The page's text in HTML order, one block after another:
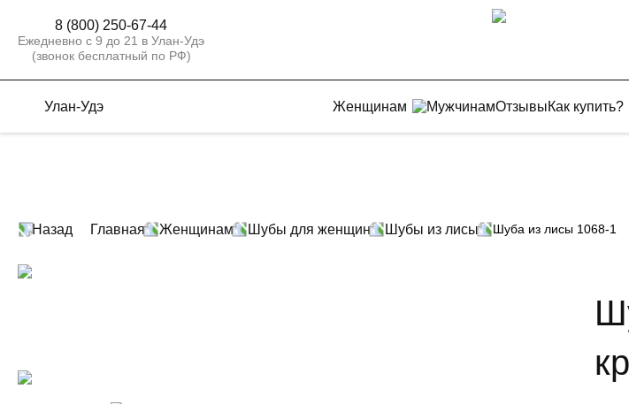
8 (800) 250-67-44
Ежедневно с 9 до 21 в Улан-Удэ
(звонок бесплатный по РФ)
Улан-Удэ Женщинам МужчинамОтзывыКак купить?
Назад Главная Женщинам Шубы для женщин Шубы из лисы Шуба из лисы 1068-1